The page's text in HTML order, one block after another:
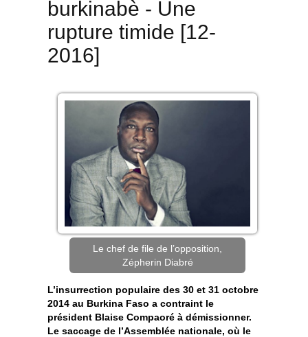
burkinabè - Une
rupture timide [12-
2016]
Le chef de file de l’opposition,
Zépherin Diabré
L’insurrection populaire des 30 et 31 octobre
2014 au Burkina Faso a contraint le
président Blaise Compaoré à démissionner.
Le saccage de l’Assemblée nationale, où le